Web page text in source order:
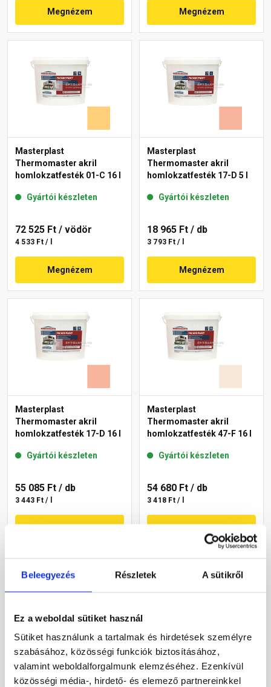
Beleegyezés Részletek A sütikről
Ez a weboldal sütiket használ
Sütiket használunk a tartalmak és hirdetések személyre
szabásához, közösségi funkciók biztosításához,
valamint weboldalforgalmunk elemzéséhez. Ezenkívül
közösségi média-, hirdető- és elemező partnereinkkel
Megnézem Megnézem
Masterplast
Thermomaster akril
homlokzatfesték 01-C 16 l
Gyártói készleten
72 525 Ft / vödör
4 533 Ft / l
Megnézem
Masterplast
Thermomaster akril
homlokzatfesték 17-D 5 l
Gyártói készleten
18 965 Ft / db
3 793 Ft / l
Megnézem
Masterplast
Thermomaster akril
homlokzatfesték 17-D 16 l
Gyártói készleten
55 085 Ft / db
3 443 Ft / l
Masterplast
Thermomaster akril
homlokzatfesték 47-F 16 l
Gyártói készleten
54 680 Ft / db
3 418 Ft / l
Masterplast
Thermomaster akril
Masterplast
Thermomaster akril